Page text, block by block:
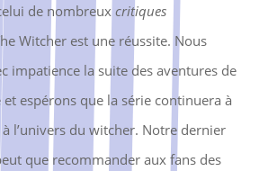
de nombreux critiques
Witcher est une réussite. Nous
impatience la suite des aventures de
et espérons que la série continuera à
l’univers du witcher. Notre dernier
que recommander aux fans des